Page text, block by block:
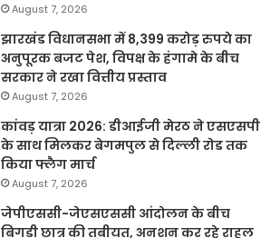
August 7, 2026
झारखंड विधानसभा में 8,399 करोड़ रुपये का
अनुपूरक बजट पेश, विपक्ष के हंगामे के बीच
सरकार ने रखा वित्तीय प्रस्ताव
August 7, 2026
कांवड़ यात्रा 2026: डीआईजी मेरठ ने एसएसपी
के साथ मिलकर बेगमपुल से दिल्ली रोड तक
किया फ्लैग मार्च
August 7, 2026
जेपीएससी-जेएसएससी आंदोलन के बीच
बिगड़ी छात्र की तबीयत, अनशन कर रहे राहुल